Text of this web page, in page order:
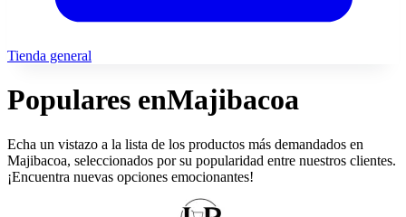
Tienda general
Populares enMajibacoa
Echa un vistazo a la lista de los productos más demandados en
Majibacoa, seleccionados por su popularidad entre nuestros clientes.
¡Encuentra nuevas opciones emocionantes!